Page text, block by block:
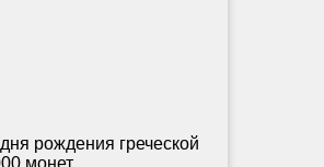
рождения греческой